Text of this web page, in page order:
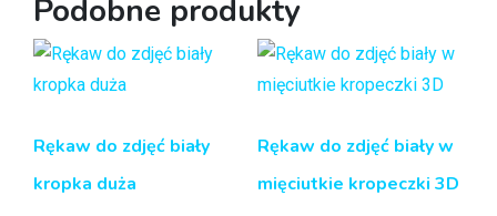
Podobne produkty
Rękaw do zdjęć biały
kropka duża
Rękaw do zdjęć biały w
mięciutkie kropeczki 3D